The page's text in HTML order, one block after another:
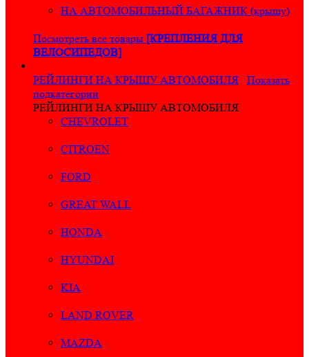
НА АВТОМОБИЛЬНЫЙ БАГАЖНИК (крышу)
Посмотреть все товары [КРЕПЛЕНИЯ ДЛЯ
ВЕЛОСИПЕДОВ]
РЕЙЛИНГИ НА КРЫШУ АВТОМОБИЛЯ
Показать
подкатегории
РЕЙЛИНГИ НА КРЫШУ АВТОМОБИЛЯ
CHEVROLET
CITROEN
FORD
GREAT WALL
HONDA
HYUNDAI
KIA
LAND ROVER
MAZDA